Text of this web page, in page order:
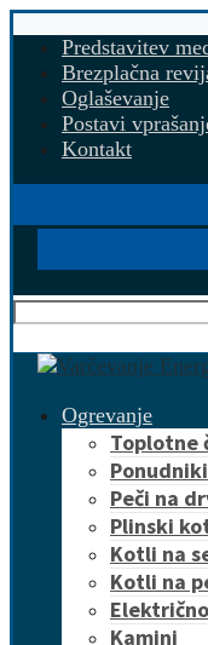
Predstavitev
Brezplačna
Oglaševanje
Postavi
Kontakt
Ogrevanje
Toplotne
Peči na
Plinski
Kotli na
Kotli na
Kamini